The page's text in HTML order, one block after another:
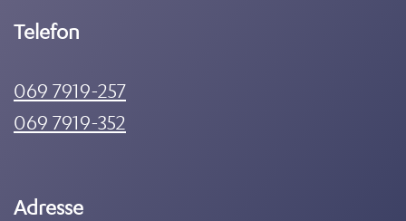
Telefon
069 7919-257
069 7919-352
Adresse